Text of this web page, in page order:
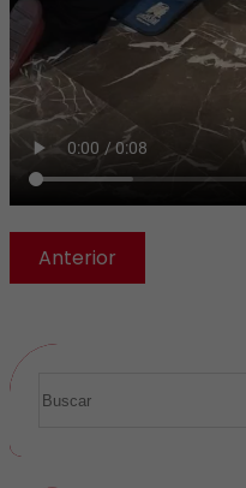
Anterior